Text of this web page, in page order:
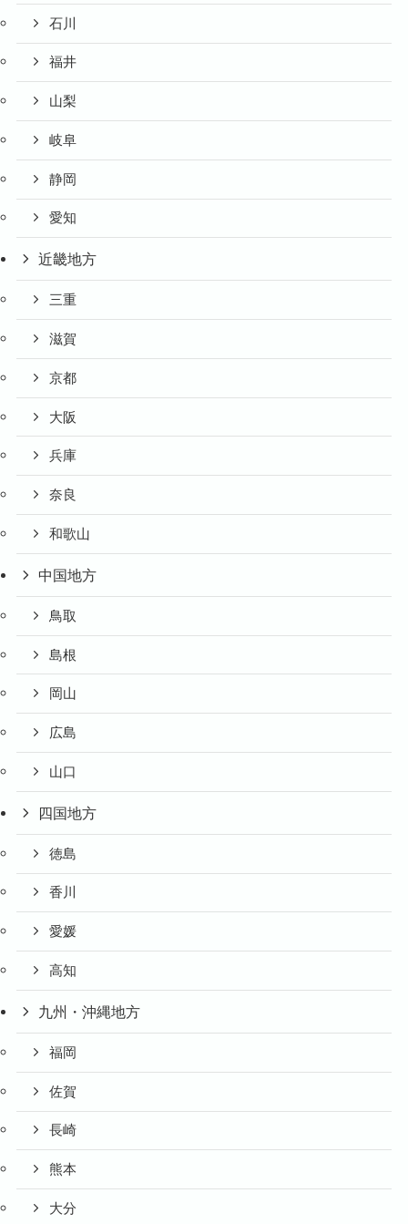
石川
福井
山梨
岐阜
静岡
愛知
近畿地方
三重
滋賀
京都
大阪
兵庫
奈良
和歌山
中国地方
鳥取
島根
岡山
広島
山口
四国地方
徳島
香川
愛媛
高知
九州・沖縄地方
福岡
佐賀
長崎
熊本
大分